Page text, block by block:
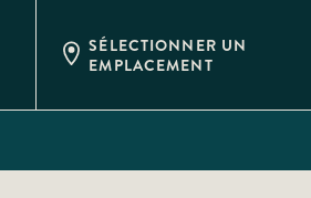
SÉLECTIONNER UN
EMPLACEMENT